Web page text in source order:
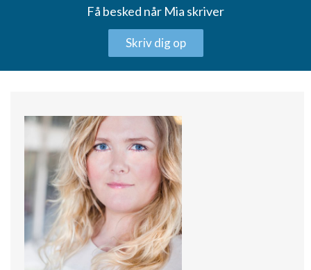
Få besked når Mia skriver
Skriv dig op